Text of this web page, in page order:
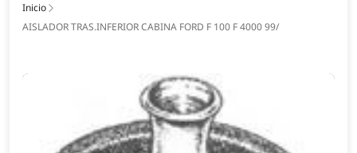
Inicio
AISLADOR TRAS.INFERIOR CABINA FORD F 100 F 4000 99/